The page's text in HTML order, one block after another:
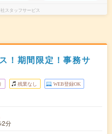
スタッフサービス
！期間限定！事務サ
残業なし WEB登録OK
2分